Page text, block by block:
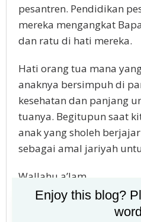
pesantren. Pendidikan
mereka mengangkat
dan ratu di hati mereka.
Hati orang tua mana
anaknya bersimpuh di
kesehatan dan panjang
tuanya. Begitupun saat
anak yang sholeh
sebagai amal jariyah
Wallahu a’lam.
Enjoy this blog?